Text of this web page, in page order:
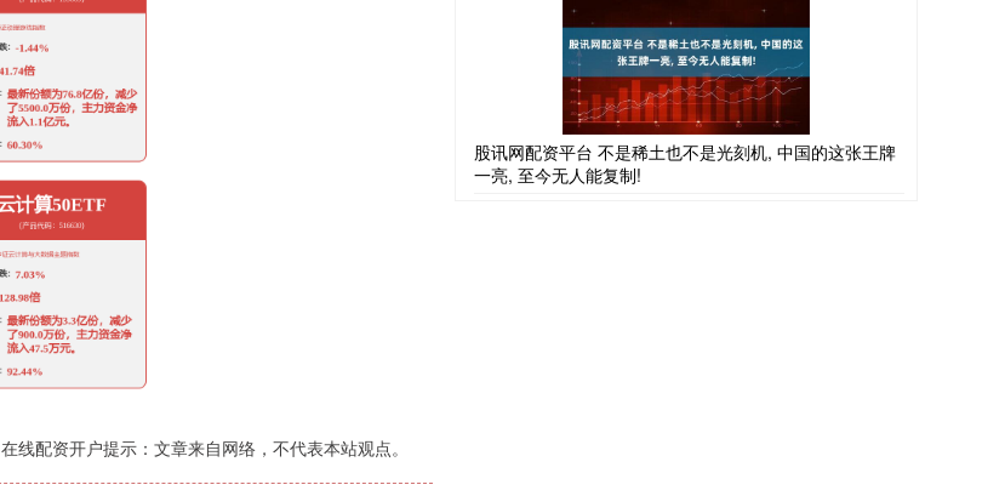
在线配资开户提示：文章来自网络，不代表本站观点。
股讯网配资平台 不是稀土也不是光刻机, 中国的这张王牌
一亮, 至今无人能复制!